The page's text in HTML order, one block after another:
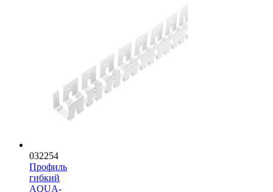
032254
Профиль
гибкий
AQUA-